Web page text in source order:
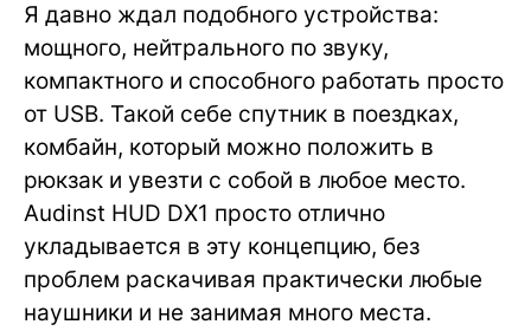
Я давно ждал подобного устройства:
мощного, нейтрального по звуку,
компактного и способного работать просто
от USB. Такой себе спутник в поездках,
комбайн, который можно положить в
рюкзак и увезти с собой в любое место.
Audinst HUD DX1 просто отлично
укладывается в эту концепцию, без
проблем раскачивая практически любые
наушники и не занимая много места.